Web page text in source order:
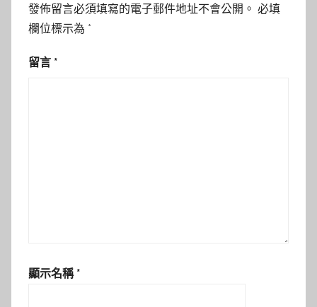
發佈留言必須填寫的電子郵件地址不會公開。 必填
欄位標示為 *
留言 *
顯示名稱 *